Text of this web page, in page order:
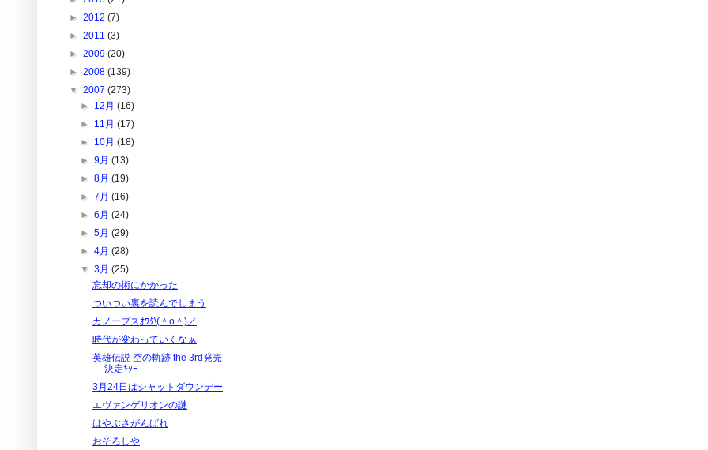
► 2012 (7)
► 2011 (3)
► 2009 (20)
► 2008 (139)
▼ 2007 (273)
► 12月(16)
► 11月(17)
► 10月(18)
►9月(13)
►8月(19)
►7月(16)
►6月(24)
►5月(29)
►4月(28)
▼3月(25)
忘却の術にかかった
ついつい裏を読んでしまう
カノープスｵﾜﾀ\(＾o＾)／
時代が変わっていくなぁ
英雄伝説 空の軌跡 the 3rd発売
決定ｷﾀｰ
3月24日はシャットダウンデー
エヴァンゲリオンの謎
はやぶさがんばれ
おそろしや